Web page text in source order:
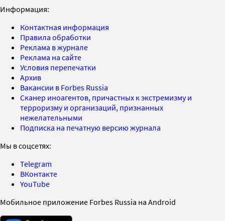
Информация:
Контактная информация
Правила обработки
Реклама в журнале
Реклама на сайте
Условия перепечатки
Архив
Вакансии в Forbes Russia
Сканер иноагентов, причастных к экстремизму и
терроризму и организаций, признанных
нежелательными
Подписка на печатную версию журнала
Мы в соцсетях:
Telegram
ВКонтакте
YouTube
Мобильное приложение Forbes Russia на Android